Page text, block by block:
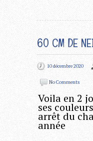
60 CM DE
10 décembre 2020
No Comments
Voila en 2
ses
arrêt du
année